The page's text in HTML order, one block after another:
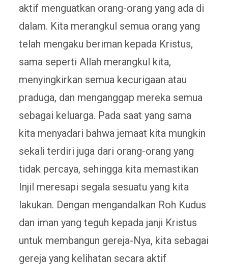
aktif menguatkan orang-orang yang ada di
dalam. Kita merangkul semua orang yang
telah mengaku beriman kepada Kristus,
sama seperti Allah merangkul kita,
menyingkirkan semua kecurigaan atau
praduga, dan menganggap mereka semua
sebagai keluarga. Pada saat yang sama
kita menyadari bahwa jemaat kita mungkin
sekali terdiri juga dari orang-orang yang
tidak percaya, sehingga kita memastikan
Injil meresapi segala sesuatu yang kita
lakukan. Dengan mengandalkan Roh Kudus
dan iman yang teguh kepada janji Kristus
untuk membangun gereja-Nya, kita sebagai
gereja yang kelihatan secara aktif